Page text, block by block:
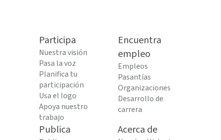
Participa
Nuestra visión
Pasa la voz
Planifica tu
participación
Usa el logo
Apoya nuestro
trabajo
Encuentra
empleo
Empleos
Pasantías
Organizaciones
Desarrollo de
carrera
Publica Acerca de